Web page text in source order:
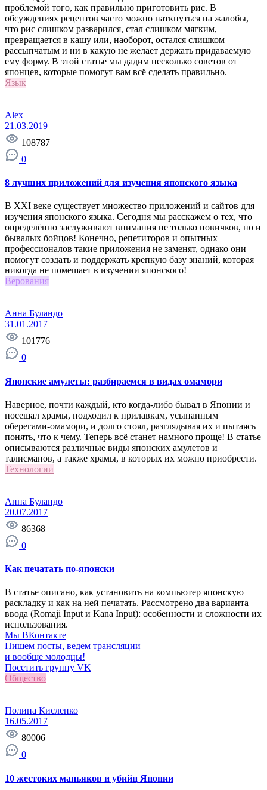
проблемой того, как правильно приготовить рис. В
обсуждениях рецептов часто можно наткнуться на жалобы,
что рис слишком разварился, стал слишком мягким,
превращается в кашу или, наоборот, остался слишком
рассыпчатым и ни в какую не желает держать придаваемую
ему форму. В этой статье мы дадим несколько советов от
японцев, которые помогут вам всё сделать правильно.
Язык
Alex
21.03.2019
108787
0
8 лучших приложений для изучения японского языка
В XXI веке существует множество приложений и сайтов для
изучения японского языка. Сегодня мы расскажем о тех, что
определённо заслуживают внимания не только новичков, но и
бывалых бойцов! Конечно, репетиторов и опытных
профессионалов такие приложения не заменят, однако они
помогут создать и поддержать крепкую базу знаний, которая
никогда не помешает в изучении японского!
Верования
Анна Буландо
31.01.2017
101776
0
Японские амулеты: разбираемся в видах омамори
Наверное, почти каждый, кто когда-либо бывал в Японии и
посещал храмы, подходил к прилавкам, усыпанным
оберегами-омамори, и долго стоял, разглядывая их и пытаясь
понять, что к чему. Теперь всё станет намного проще! В статье
описываются различные виды японских амулетов и
талисманов, а также храмы, в которых их можно приобрести.
Технологии
Анна Буландо
20.07.2017
86368
0
Как печатать по-японски
В статье описано, как установить на компьютер японскую
раскладку и как на ней печатать. Рассмотрено два варианта
ввода (Romaji Input и Kana Input): особенности и сложности их
использования.
Мы ВКонтакте
Пишем посты, ведем трансляции
и вообще молодцы!
Посетить группу VK
Общество
Полина Кисленко
16.05.2017
80006
0
10 жестоких маньяков и убийц Японии